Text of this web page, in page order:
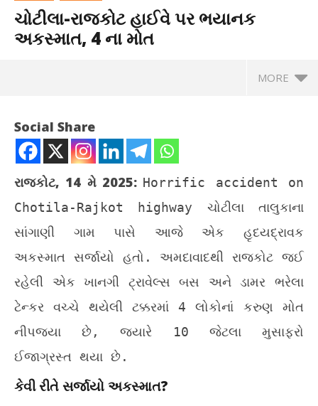
ચોટીલા-રાજકોટ હાઈવે પર ભયાનક
અકસ્માત, 4 ના મોત
MORE
NOW VIEWING
May
14,
Social Share
રાજકોટ, 14 મે 2025: Horrific accident on
Chotila-Rajkot highway ચોટીલા તાલુકાના
સાંગાણી ગામ પાસે આજે એક હૃદયદ્રાવક
અકસ્માત સર્જાયો હતો. અમદાવાદથી રાજકોટ જઈ
રહેલી એક ખાનગી ટ્રાવેલ્સ બસ અને ડામર ભરેલા
ટેન્કર વચ્ચે થયેલી ટક્કરમાં 4 લોકોનાં કરુણ મોત
નીપજ્યા છે, જ્યારે 10 જેટલા મુસાફરો
ઈજાગ્રસ્ત થયા છે.
કેવી રીતે સર્જાયો અકસ્માત?